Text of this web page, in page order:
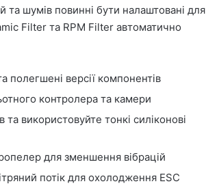
та шумів повинні бути налаштовані для
Filter та RPM Filter автоматично
полегшені версії компонентів
контролера та камери
використовуйте тонкі силіконові
для зменшення вібрацій
потік для охолодження ESC